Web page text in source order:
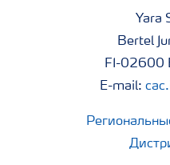
Yara
Bertel
FI-02600
E-mail: